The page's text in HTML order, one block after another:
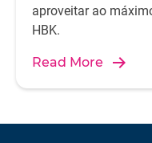
aproveitar ao
HBK.
Read More